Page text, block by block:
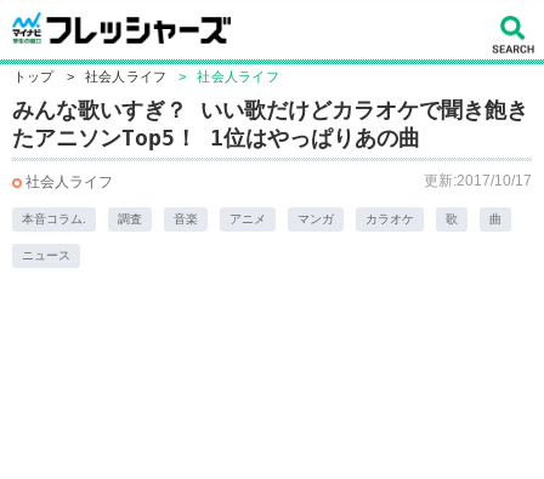
トップ > 社会人ライフ > 社会人ライフ
みんな歌いすぎ？ いい歌だけどカラオケで聞き飽き
たアニソンTop5！ 1位はやっぱりあの曲
社会人ライフ 更新:2017/10/17
本音コラム. 調査 音楽 アニメ マンガ カラオケ 歌 曲
ニュース